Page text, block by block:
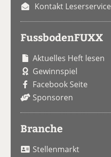
Kontakt Leserservice
FussbodenFUXX
Aktuelles Heft lesen
Gewinnspiel
Facebook Seite
Sponsoren
Branche
Stellenmarkt